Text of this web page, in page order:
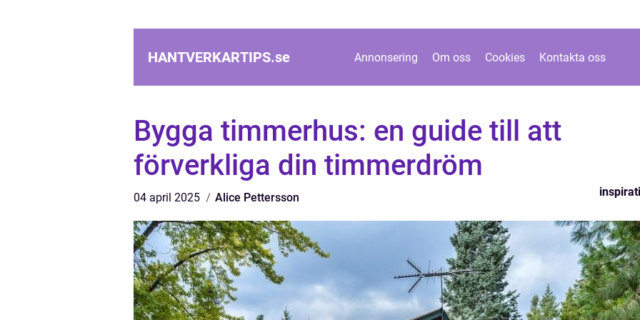
HANTVERKARTIPS.se Annonsering Om oss Cookies Kontakta oss
Bygga timmerhus: en guide till att
förverkliga din timmerdröm
04 april 2025 Alice Pettersson